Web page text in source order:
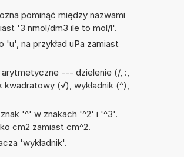
pominąć między nazwami
'3 nmol/dm3 ile to mol/l'.
na przykład uPa zamiast
--- dzielenie (/, :,
(√), wykładnik (^),
'^' w znakach '^2' i '^3'.
cm2 zamiast cm^2.
'wykładnik'.